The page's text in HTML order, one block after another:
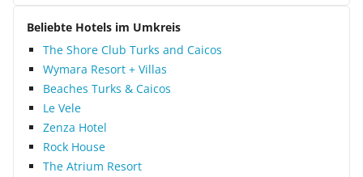
Beliebte Hotels im Umkreis
The Shore Club Turks and Caicos
Wymara Resort + Villas
Beaches Turks & Caicos
Le Vele
Zenza Hotel
Rock House
The Atrium Resort